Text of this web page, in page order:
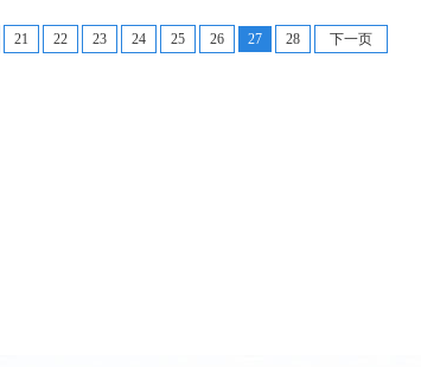
21 22 23 24 25 26 27 28 下一页